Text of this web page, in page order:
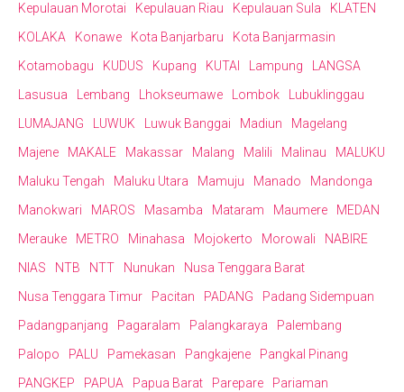
Kepulauan Morotai
Kepulauan Riau Kepulauan Sula
KLATEN
KOLAKA
Konawe Kota Banjarbaru
Kota Banjarmasin
Kotamobagu
KUDUS Kupang KUTAI Lampung
LANGSA
Lasusua
Lembang Lhokseumawe Lombok
Lubuklinggau
LUMAJANG
LUWUK Luwuk Banggai Madiun
Magelang
Majene
MAKALE Makassar Malang Malili Malinau
MALUKU
Maluku Tengah
Maluku Utara Mamuju Manado
Mandonga
Manokwari
MAROS Masamba Mataram Maumere
MEDAN
Merauke
METRO Minahasa Mojokerto Morowali
NABIRE
NIAS
NTB NTT Nunukan
Nusa Tenggara Barat
Nusa Tenggara Timur
Pacitan PADANG
Padang Sidempuan
Padangpanjang
Pagaralam Palangkaraya
Palembang
Palopo
PALU Pamekasan Pangkajene
Pangkal Pinang
PANGKEP
PAPUA Papua Barat Parepare
Pariaman